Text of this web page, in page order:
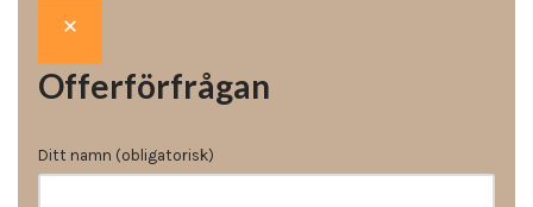
Offerförfrågan
Ditt namn (obligatorisk)